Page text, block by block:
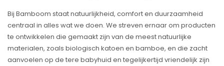
Bij Bamboom staat natuurlijkheid, comfort en duurzaamheid
centraal in alles wat we doen. We streven ernaar om producten
te ontwikkelen die gemaakt zijn van de meest natuurlijke
materialen, zoals biologisch katoen en bamboe, en die zacht
aanvoelen op de tere babyhuid en tegelijkertijd vriendelijk zijn